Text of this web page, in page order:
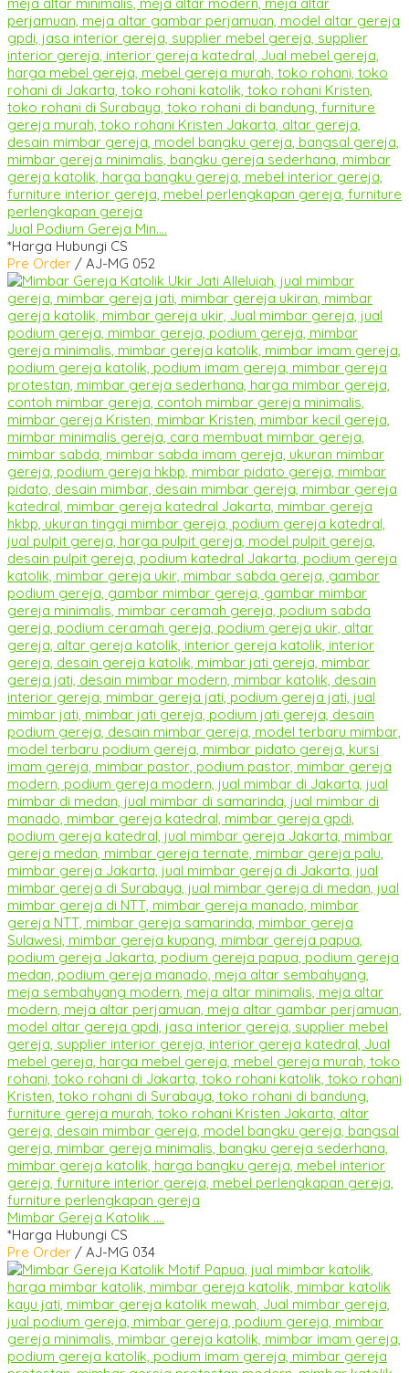
Jual Podium Gereja Min....
*Harga Hubungi CS
Pre Order / AJ-MG 052
Mimbar Gereja Katolik ....
*Harga Hubungi CS
Pre Order / AJ-MG 034